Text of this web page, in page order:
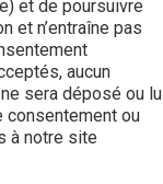
et de poursuivre
et n’entraîne pas
aucun
sera déposé ou lu
consentement ou
à notre site